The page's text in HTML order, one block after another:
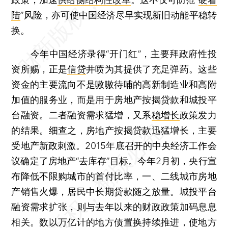
陆”风险，亦可使中国经济尽早实现新旧动能平稳转
换。
今年中国经济录得“开门红”，主要拜政府性投
资所赐，正是信贷井喷为其提供了充足弹药。这些
资金的主要流向不是嗷嗷待哺的高新制造业和高附
加值的服务业，而是用于房地产按揭贷款和城投平
台融资。二者融资需求猛增，又系稳增长政策发力
的结果。细查之，房地产按揭贷款迅猛增长，主要
受地产新政刺激。2015年底召开的中央经济工作会
议确定了房地产“去库存”目标。今年2月初，央行宣
布降低不限购城市的首付比率，一、二线城市房地
产销售火爆，居民中长期贷款随之放量。城投平台
融资需求扩张，则与去年以来的财政政策加码息息
相关。数以万亿计的地方债置换持续推进，使地方